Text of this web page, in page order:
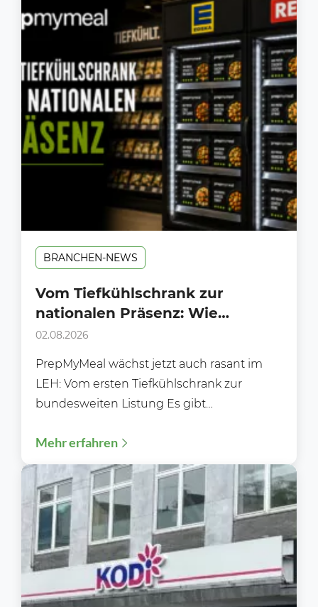
BRANCHEN-NEWS
Vom Tiefkühlschrank zur
nationalen Präsenz: Wie
PrepMyMeal den deutschen LEH
02.08.2026
PrepMyMeal wächst jetzt auch rasant im
LEH: Vom ersten Tiefkühlschrank zur
bundesweiten Listung Es gibt
hinweg im...
Mehr erfahren